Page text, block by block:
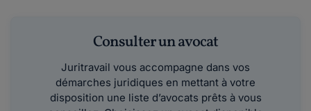
Consulter un avocat
Juritravail vous accompagne dans vos
démarches juridiques en mettant à votre
disposition une liste d’avocats prêts à vous